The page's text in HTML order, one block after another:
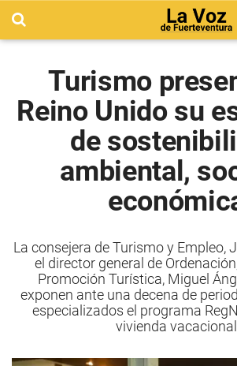
Turismo
Reino Unido su
de
ambiental,
La consejera de Turismo y Empleo,
el director general de
Promoción Turística, Miguel
exponen ante una decena de
especializados el programa
vivienda vacacional